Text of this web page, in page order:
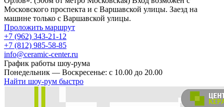
Московского проспекта и с Варшавской улицы. Заезд на
машине только с Варшавской улицы.
Проложить маршрут
+7 (962) 343-21-12
+7 (812) 985-58-85
info@ceramic-center.ru
График работы шоу-рума
Понедельник — Воскресенье: с 10.00 до 20.00
Найти шоу-рум быстро